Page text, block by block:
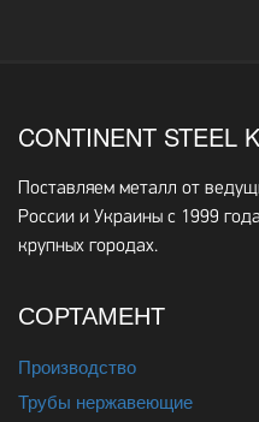
CONTINENT STEEL
Поставляем металл от
России и Украины с 1999
крупных городах.
СОРТАМЕНТ
Производство
Трубы нержавеющие